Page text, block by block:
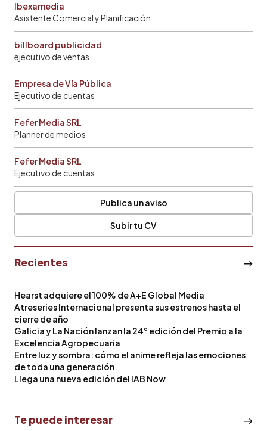
Ibexamedia
Asistente Comercial y Planificación
billboard publicidad
ejecutivo de ventas
Empresa de Vía Pública
Ejecutivo de cuentas
Fefer Media SRL
Planner de medios
Fefer Media SRL
Ejecutivo de cuentas
Publica un aviso
Subir tu CV
Recientes
Hearst adquiere el 100% de A+E Global Media
Atreseries Internacional presenta sus estrenos hasta el
cierre de año
Galicia y La Nación lanzan la 24° edición del Premio a la
Excelencia Agropecuaria
Entre luz y sombra: cómo el anime refleja las emociones
de toda una generación
Llega una nueva edición del IAB Now
Te puede interesar